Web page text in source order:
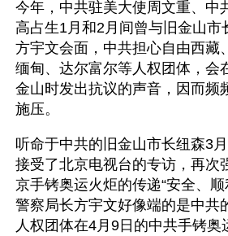
今年，中共驻美大使周文重、中
高占生1月和2月间曾与旧金山市
方宇文会面，中共担心自由西藏
缅甸、达尔富尔等人权团体，会
金山时发出抗议的声音，因而频
施压。
听命于中共的旧金山市长纽森3
接受了北京电视台的专访，再次
京手铐奥运火炬的传递“安全、
警察局长方宇文好像端的是中共
人权团体在4月9日的中共手铐